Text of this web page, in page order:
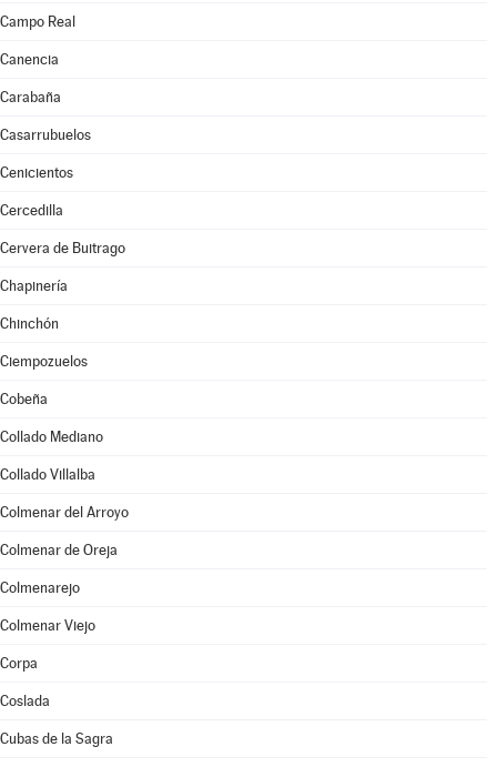
Campo Real
Canencia
Carabaña
Casarrubuelos
Cenicientos
Cercedilla
Cervera de Buitrago
Chapinería
Chinchón
Ciempozuelos
Cobeña
Collado Mediano
Collado Villalba
Colmenar del Arroyo
Colmenar de Oreja
Colmenarejo
Colmenar Viejo
Corpa
Coslada
Cubas de la Sagra